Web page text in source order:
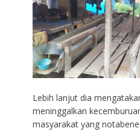
Lebih lanjut dia
meninggalkan
masyarakat yang